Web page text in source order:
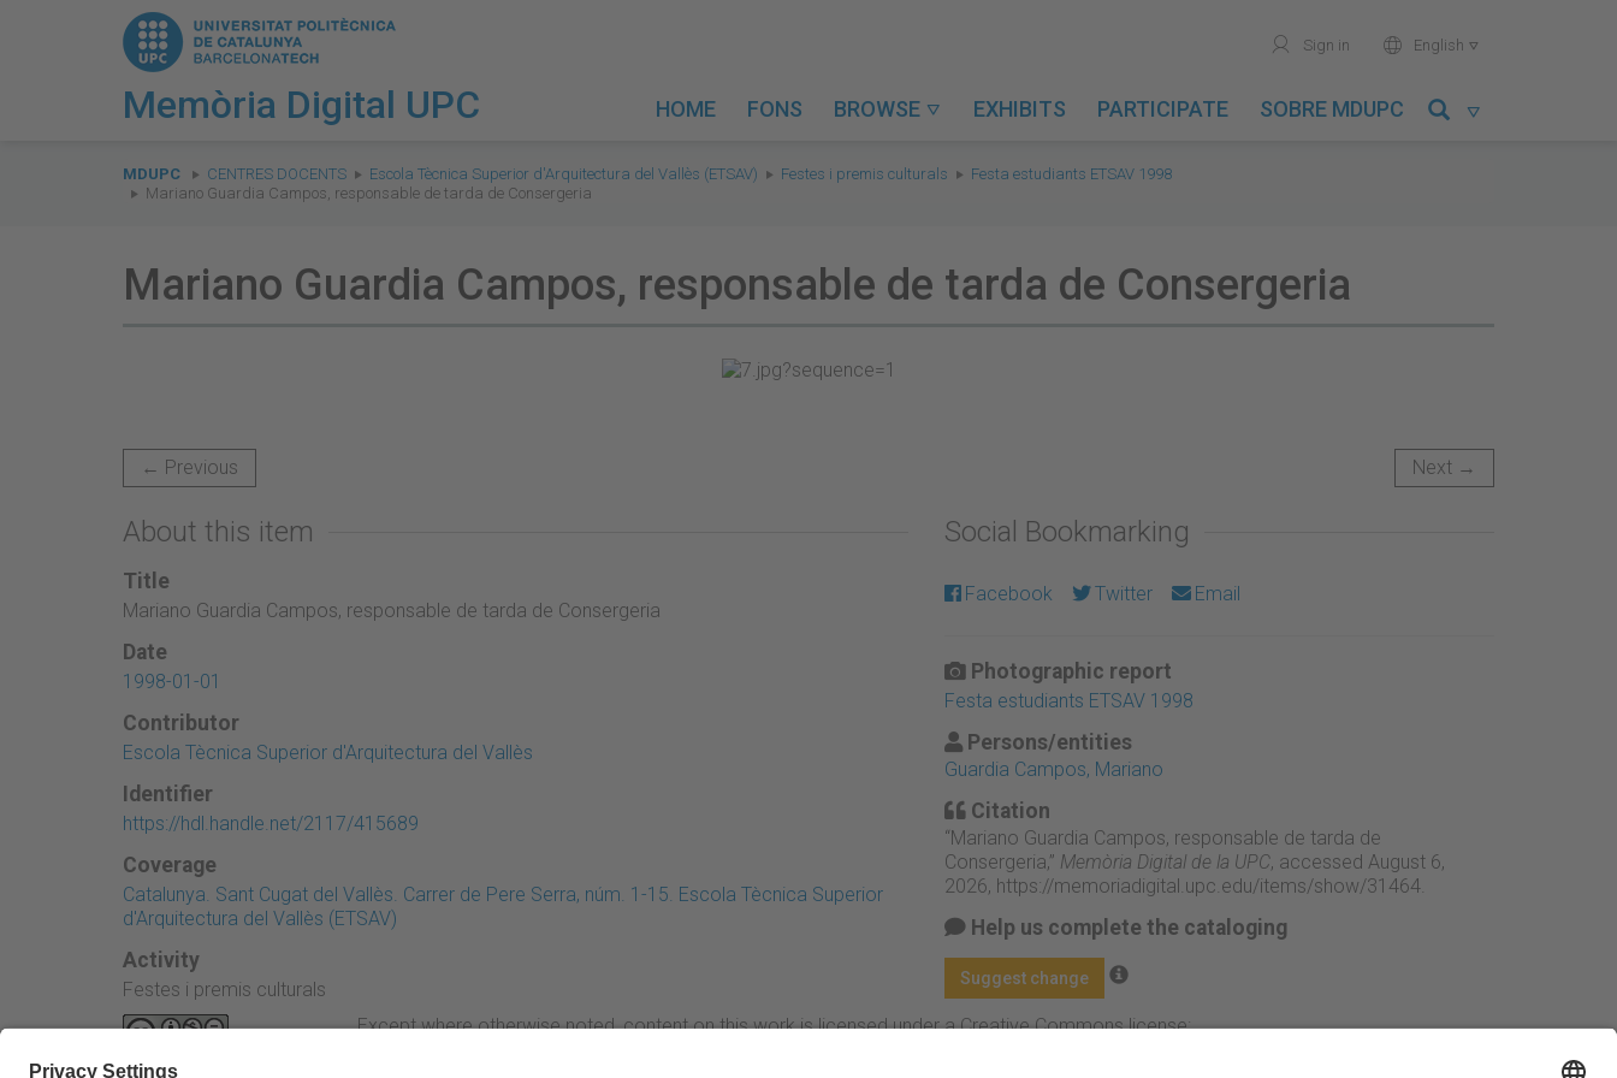
Memòria Digital UPC
user Sign in world English 
HOME FONS BROWSE  EXHIBITS PARTICIPATE SOBRE MDUPC 
are
here:
MDUPC CENTRES DOCENTS Escola Tècnica Superior d'Arquitectura del Vallès (ETSAV) Festes i premis culturals
Festa estudiants ETSAV 1998
Mariano Guardia Campos, responsable de tarda de Consergeria
Mariano Guardia Campos, responsable de tarda de Consergeria
← Previous Next →
About this item
Title
Mariano Guardia Campos, responsable de tarda de Consergeria
Date
1998-01-01
Contributor
Escola Tècnica Superior d'Arquitectura del Vallès
Identifier
https://hdl.handle.net/2117/415689
Coverage
Catalunya. Sant Cugat del Vallès. Carrer de Pere Serra, núm. 1-15. Escola Tècnica Superior
d'Arquitectura del Vallès (ETSAV)
Activity
Festes i premis culturals
Social Bookmarking
Facebook Twitter Email
Photographic report
Festa estudiants ETSAV 1998
Persons/entities
Guardia Campos, Mariano
Citation
“Mariano Guardia Campos, responsable de tarda de
Consergeria,” Memòria Digital de la UPC, accessed August 6,
2026, https://memoriadigital.upc.edu/items/show/31464.
Help us complete the cataloging
Suggest change
Except where otherwise noted, content on this work is licensed under a Creative Commons license: